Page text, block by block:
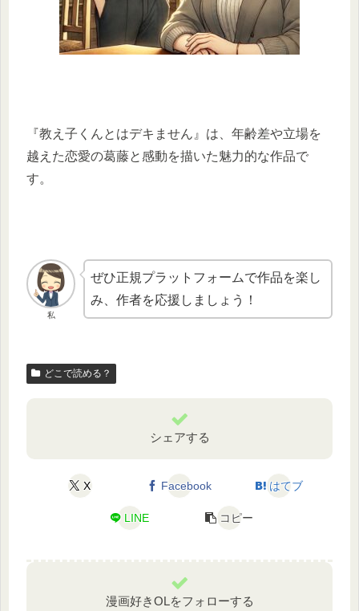
『教え子くんとはデキません』は、年齢差や立場を
越えた恋愛の葛藤と感動を描いた魅力的な作品で
す。
私
ぜひ正規プラットフォームで作品を楽し
み、作者を応援しましょう！
どこで読める？
シェアする
X Facebook はてブ
LINE コピー
漫画好きOLをフォローする